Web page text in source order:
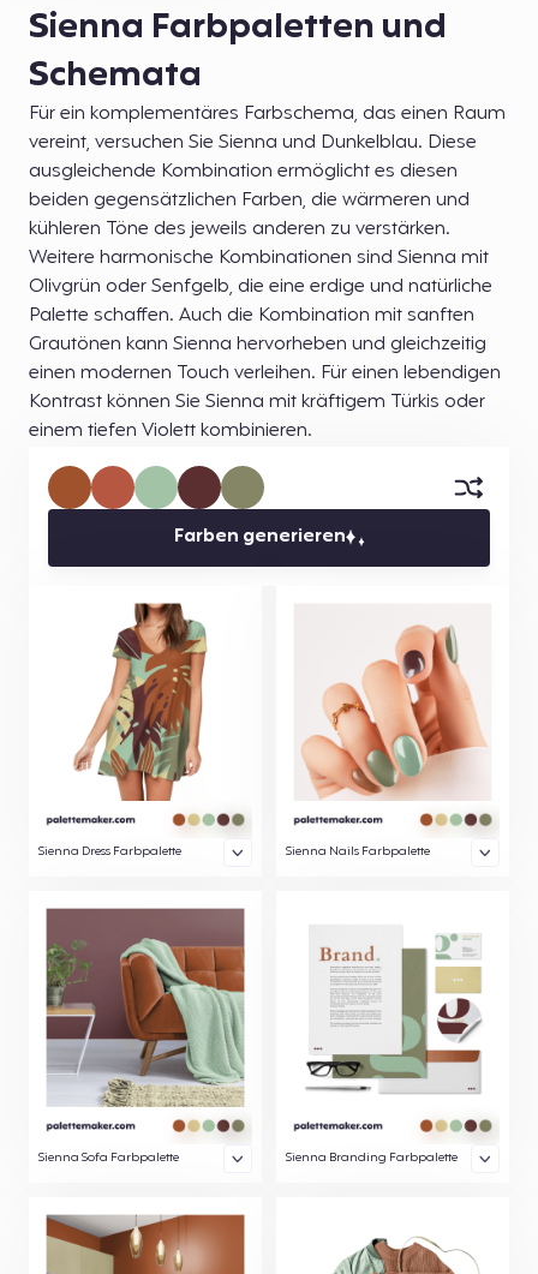
Sienna Farbpaletten und
Schemata
Für ein komplementäres Farbschema, das einen Raum
vereint, versuchen Sie Sienna und Dunkelblau. Diese
ausgleichende Kombination ermöglicht es diesen
beiden gegensätzlichen Farben, die wärmeren und
kühleren Töne des jeweils anderen zu verstärken.
Weitere harmonische Kombinationen sind Sienna mit
Olivgrün oder Senfgelb, die eine erdige und natürliche
Palette schaffen. Auch die Kombination mit sanften
Grautönen kann Sienna hervorheben und gleichzeitig
einen modernen Touch verleihen. Für einen lebendigen
Kontrast können Sie Sienna mit kräftigem Türkis oder
einem tiefen Violett kombinieren.
Farben generieren
Sienna Dress Farbpalette Sienna Nails Farbpalette
Sienna Sofa Farbpalette Sienna Branding Farbpalette